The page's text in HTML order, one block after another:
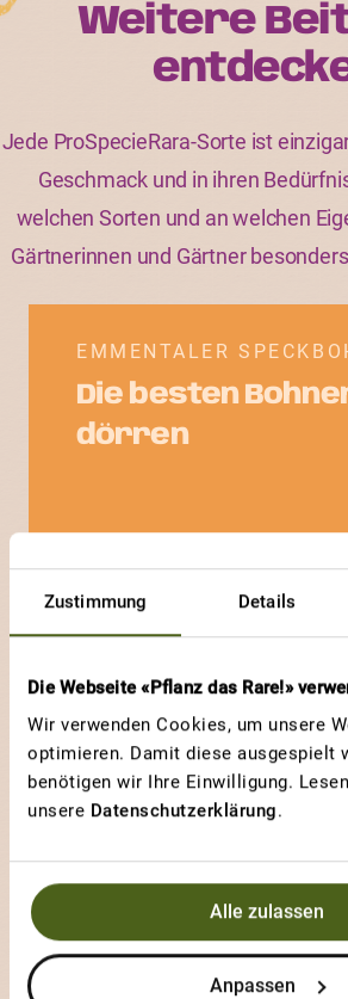
Zustimmung Details
Die Webseite «Pflanz das Rare!»
Wir verwenden Cookies, um unsere
optimieren. Damit diese ausgespielt
benötigen wir Ihre Einwilligung.
unsere Datenschutzerklärung.
Alle zulassen
Anpassen
Weitere
Jede ProSpecieRara-Sorte ist
Geschmack und in ihren
welchen Sorten und an welchen
Gärtnerinnen und Gärtner
EMMENTALER
Die besten
dörren
Angi1999